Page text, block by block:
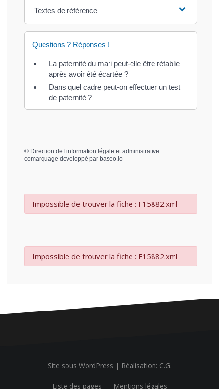
Textes de référence
Questions ? Réponses !
La paternité du mari peut-elle être rétablie
après avoir été écartée ?
Dans quel cadre peut-on effectuer un test
de paternité ?
© Direction de l'information légale et administrative
comarquage developpé par baseo.io
Impossible de trouver la fiche : F15882.xml
Impossible de trouver la fiche : F15882.xml
Site sous WordPress | Réalisation: C.G.
Liste des pages Mentions légales